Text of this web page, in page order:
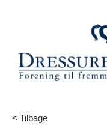
< Tilbage